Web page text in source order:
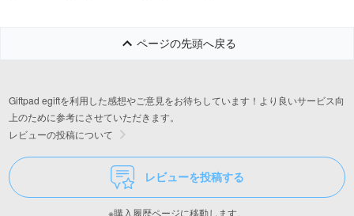
ページの先頭へ戻る
Giftpad egiftを利用した感想やご意見をお待ちしています！より良いサービス向
上のために参考にさせていただきます。
レビューの投稿について
レビューを投稿する
※購入履歴ページに移動します。